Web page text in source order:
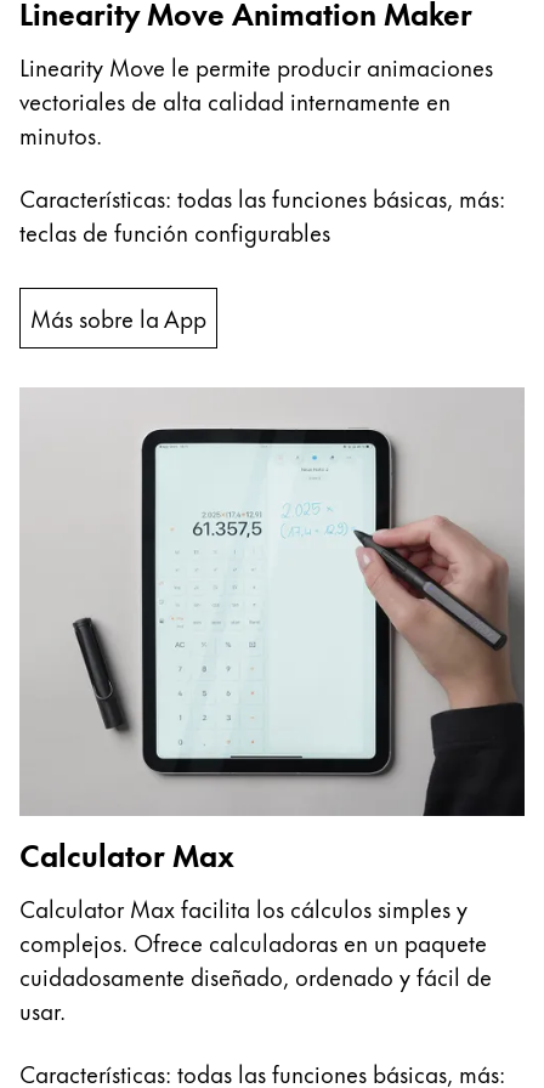
Esta región contiene una lista de países con los
Sudamérica
Esta región contiene una lista de países con los
Brazil
português
español
África
South Africa
Esta región contiene una lista de países con los
China
South Korea
New Zealand
English
Philippines
English
Singapore
English
Taiwan
Linearity Move Animation Maker
Linearity Move le permite producir animaciones
vectoriales de alta calidad internamente en
minutos.
Características: todas las funciones básicas, más:
teclas de función configurables
Más sobre la App
Calculator Max
Calculator Max facilita los cálculos simples y
complejos. Ofrece calculadoras en un paquete
cuidadosamente diseñado, ordenado y fácil de
usar.
Características: todas las funciones básicas, más: